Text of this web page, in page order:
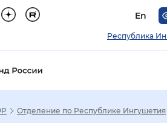
En
Республика
Отделение по Республике Ингушетия